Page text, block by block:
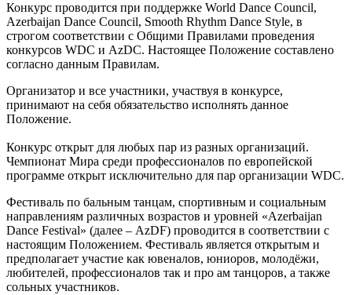
Конкурс проводится при поддержке World Dance Council,
Azerbaijan Dance Council, Smooth Rhythm Dance Style, в
строгом соответствии с Общими Правилами проведения
конкурсов WDC и AzDC. Настоящее Положение составлено
согласно данным Правилам.
Организатор и все участники, участвуя в конкурсе,
принимают на себя обязательство исполнять данное
Положение.
Конкурс открыт для любых пар из разных организаций.
Чемпионат Мира среди профессионалов по европейской
программе открыт исключительно для пар организации WDC.
Фестиваль по бальным танцам, спортивным и социальным
направлениям различных возрастов и уровней «Azerbaijan
Dance Festival» (далее – AzDF) проводится в соответствии с
настоящим Положением. Фестиваль является открытым и
предполагает участие как ювеналов, юниоров, молодёжи,
любителей, профессионалов так и про ам танцоров, а также
сольных участников.